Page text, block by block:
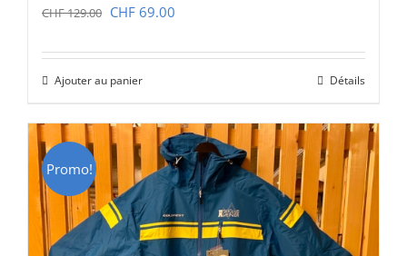
CHF129.00 Le
initial
était :
CHF 129.00.
CHF 69.00
actuel
CHF 69.00.
Ajouter au panier Détails
Promo!